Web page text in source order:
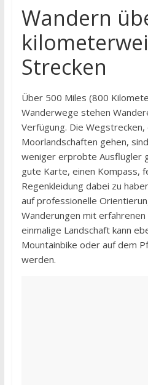
Wandern
Strecken
Über 500 Miles (800
Wanderwege stehen
Verfügung. Die
Moorlandschaften gehen,
weniger erprobte Ausflügler
gute Karte, einen Kompass,
Regenkleidung dabei zu
auf professionelle
Wanderungen mit
einmalige Landschaft kann
Mountainbike oder auf dem
werden.